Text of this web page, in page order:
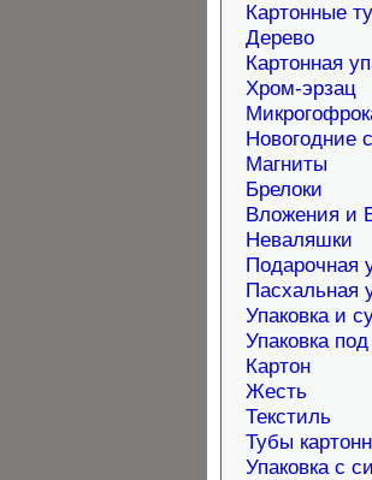
Картонные
Дерево
Картонная
Хром-эрзац
Новогодние
Магниты
Брелоки
Вложения и
Неваляшки
Подарочная
Пасхальная
Упаковка и
Упаковка под
Картон
Жесть
Текстиль
Тубы
Упаковка с